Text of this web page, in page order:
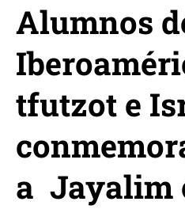
Alumnos
tfutzot e
a Jayalim